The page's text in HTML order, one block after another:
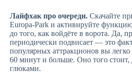
Лайфхак про очереди. Скачайте
Europa-Park и активируйте
до того, как войдёте в ворота. Да,
периодически подвисает — это
популярных аттракционов вы легко
60 минут и больше. Оно того стоит,
глюками.